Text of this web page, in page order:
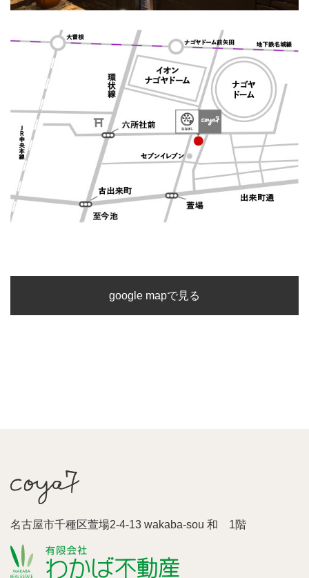
google mapで見る
名古屋市千種区萱場2-4-13 wakaba-sou 和 1階